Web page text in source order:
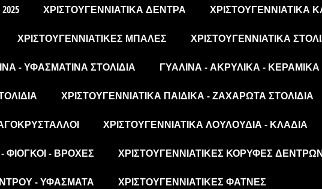
ΧΡΙΣΤΟΥΓΕΝΝΙΆΤΙΚΑ ΔΈΝΤΡΑ ΧΡΙΣΤΟΥΓΕΝΝΙΆΤΙΚΑ
ΧΡΙΣΤΟΥΓΕΝΝΙΆΤΙΚΕΣ ΜΠΆΛΕΣ ΧΡΙΣΤΟΥΓΕΝΝΙΆΤΙΚΑ
- ΥΦΑΣΜΆΤΙΝΑ ΣΤΟΛΊΔΙΑ ΓΥΆΛΙΝΑ - ΑΚΡΥΛΙΚΆ - ΚΕΡΑΜΙΚΆ
ΧΡΙΣΤΟΥΓΕΝΝΙΆΤΙΚΑ ΠΑΙΔΙΚΆ - ΖΑΧΑΡΩΤΆ ΣΤΟΛΊΔΙΑ
ΧΡΙΣΤΟΥΓΕΝΝΙΆΤΙΚΑ ΛΟΥΛΟΎΔΙΑ - ΚΛΑΔΙΆ
ΦΙΌΓΚΟΙ - ΒΡΟΧΈΣ ΧΡΙΣΤΟΥΓΕΝΝΙΆΤΙΚΕΣ ΚΟΡΥΦΈΣ
- ΥΦΆΣΜΑΤΑ ΧΡΙΣΤΟΥΓΕΝΝΙΆΤΙΚΕΣ ΦΆΤΝΕΣ